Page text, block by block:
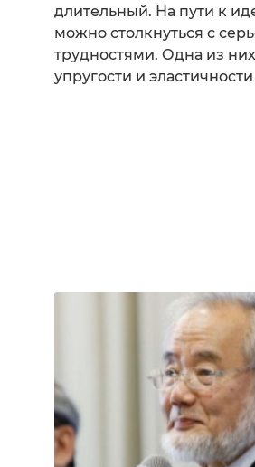
длительный. На пути к
можно столкнуться с
трудностями. Одна из
упругости и